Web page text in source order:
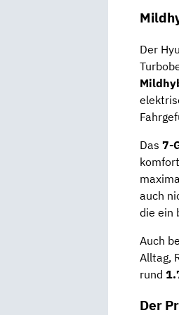
Der
Das 7-
auch
die ein
Auch
Alltag,
rund
Der